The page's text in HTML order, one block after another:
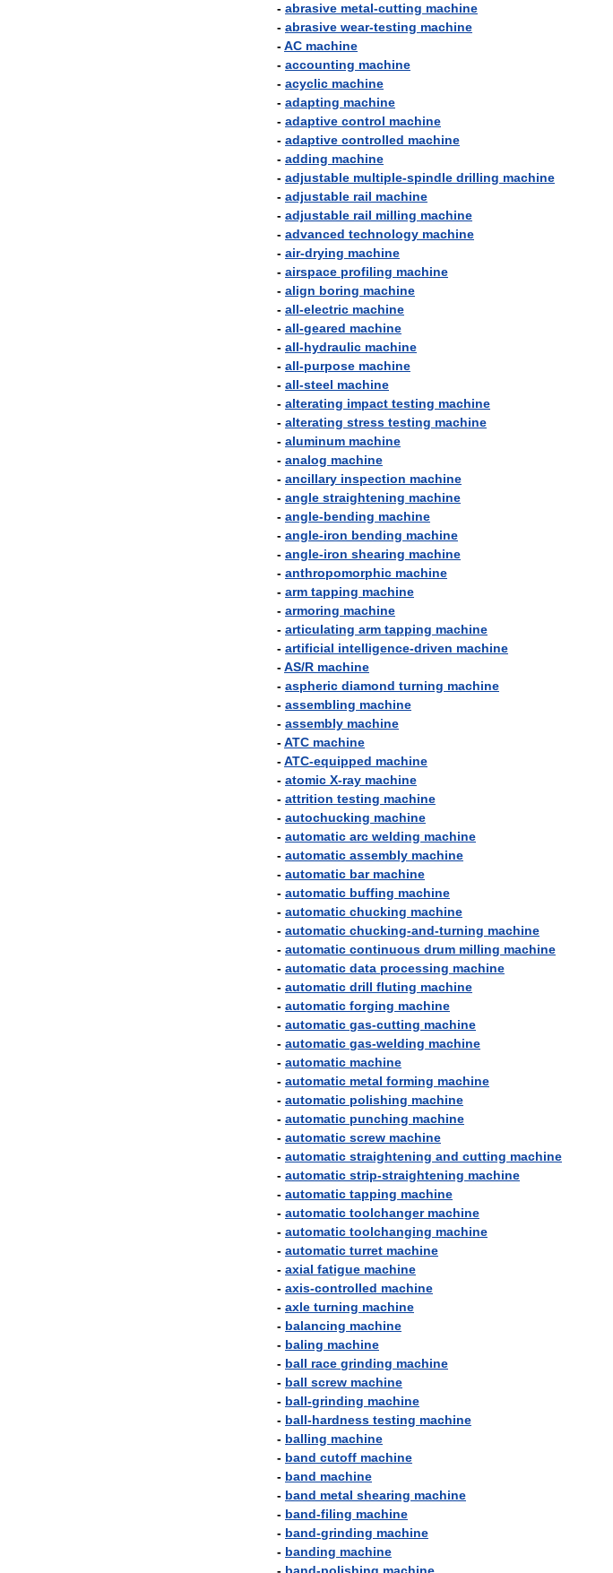
- abrasive metal-cutting machine
- abrasive wear-testing machine
-AC machine
- accounting machine
- acyclic machine
- adapting machine
- adaptive control machine
- adaptive controlled machine
- adding machine
- adjustable multiple-spindle drilling machine
- adjustable rail machine
- adjustable rail milling machine
- advanced technology machine
- air-drying machine
- airspace profiling machine
- align boring machine
- all-electric machine
- all-geared machine
- all-hydraulic machine
- all-purpose machine
- all-steel machine
- alterating impact testing machine
- alterating stress testing machine
- aluminum machine
- analog machine
- ancillary inspection machine
- angle straightening machine
- angle-bending machine
- angle-iron bending machine
- angle-iron shearing machine
- anthropomorphic machine
- arm tapping machine
- armoring machine
- articulating arm tapping machine
- artificial intelligence-driven machine
-AS/R machine
- aspheric diamond turning machine
- assembling machine
- assembly machine
-ATC machine
-ATC-equipped machine
- atomic X-ray machine
- attrition testing machine
- autochucking machine
- automatic arc welding machine
- automatic assembly machine
- automatic bar machine
- automatic buffing machine
- automatic chucking machine
- automatic chucking-and-turning machine
- automatic continuous drum milling machine
- automatic data processing machine
- automatic drill fluting machine
- automatic forging machine
- automatic gas-cutting machine
- automatic gas-welding machine
- automatic machine
- automatic metal forming machine
- automatic polishing machine
- automatic punching machine
- automatic screw machine
- automatic straightening and cutting machine
- automatic strip-straightening machine
- automatic tapping machine
- automatic toolchanger machine
- automatic toolchanging machine
- automatic turret machine
- axial fatigue machine
- axis-controlled machine
- axle turning machine
- balancing machine
- baling machine
- ball race grinding machine
- ball screw machine
- ball-grinding machine
- ball-hardness testing machine
- balling machine
- band cutoff machine
- band machine
- band metal shearing machine
- band-filing machine
- band-grinding machine
- banding machine